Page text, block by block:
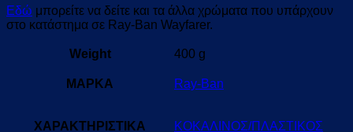
Εδώ μπορείτε να δείτε και τα άλλα χρώματα που υπάρχουν
στο κατάστημα σε Ray-Ban Wayfarer.
Weight 400 g
ΜΑΡΚΑ Ray-Ban
ΧΑΡΑΚΤΗΡΙΣΤΙΚΑ
ΚΟΚΑΛΙΝΟΣ/ΠΛΑΣΤΙΚΟΣ